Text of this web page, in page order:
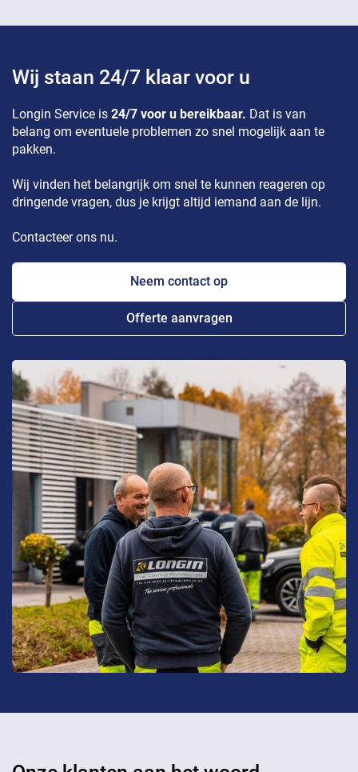
Wij staan 24/7 klaar voor u
Longin Service is 24/7 voor u bereikbaar. Dat is van
belang om eventuele problemen zo snel mogelijk aan te
pakken.
Wij vinden het belangrijk om snel te kunnen reageren op
dringende vragen, dus je krijgt altijd iemand aan de lijn.
Contacteer ons nu.
Neem contact op
Offerte aanvragen